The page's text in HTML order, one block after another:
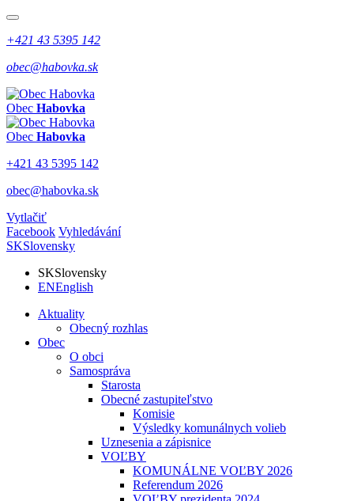
+421 43 5395 142
obec@habovka.sk
Obec Habovka
Obec Habovka
+421 43 5395 142
obec@habovka.sk
Vytlačiť
Facebook Vyhledávání
SKSlovensky
SKSlovensky
ENEnglish
Aktuality
Obecný rozhlas
Obec
O obci
Samospráva
Starosta
Obecné zastupiteľstvo
Komisie
Výsledky komunálnych volieb
Uznesenia a zápisnice
VOĽBY
KOMUNÁLNE VOĽBY 2026
Referendum 2026